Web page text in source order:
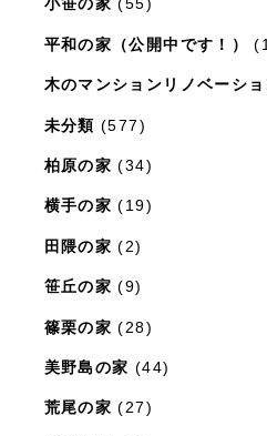
小笹の家 (55)
平和の家（公開中です！）
木のマンションリノベーショ
未分類 (577)
柏原の家 (34)
横手の家 (19)
田隈の家 (2)
笹丘の家 (9)
篠栗の家 (28)
美野島の家 (44)
荒尾の家 (27)